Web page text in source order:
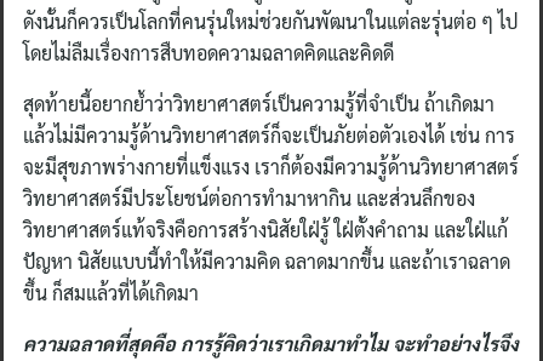
ดังนั้นก็ควรเป็นโลกที่คนรุ่นใหม่ช่วยกันพัฒนาในแต่ละรุ่นต่อ ๆ ไป
โดยไม่ลืมเรื่องการสืบทอดความฉลาดคิดและคิดดี
สุดท้ายนี้อยากย้ำว่าวิทยาศาสตร์เป็นความรู้ที่จำเป็น ถ้าเกิดมา
แล้วไม่มีความรู้ด้านวิทยาศาสตร์ก็จะเป็นภัยต่อตัวเองได้ เช่น การ
จะมีสุขภาพร่างกายที่แข็งแรง เราก็ต้องมีความรู้ด้านวิทยาศาสตร์
วิทยาศาสตร์มีประโยชน์ต่อการทำมาหากิน และส่วนลึกของ
วิทยาศาสตร์แท้จริงคือการสร้างนิสัยใฝ่รู้ ใฝ่ตั้งคำถาม และใฝ่แก้
ปัญหา นิสัยแบบนี้ทำให้มีความคิด ฉลาดมากขึ้น และถ้าเราฉลาด
ขึ้น ก็สมแล้วที่ได้เกิดมา
ความฉลาดที่สุดคือ การรู้คิดว่าเราเกิดมาทำไม จะทำอย่างไรจึง